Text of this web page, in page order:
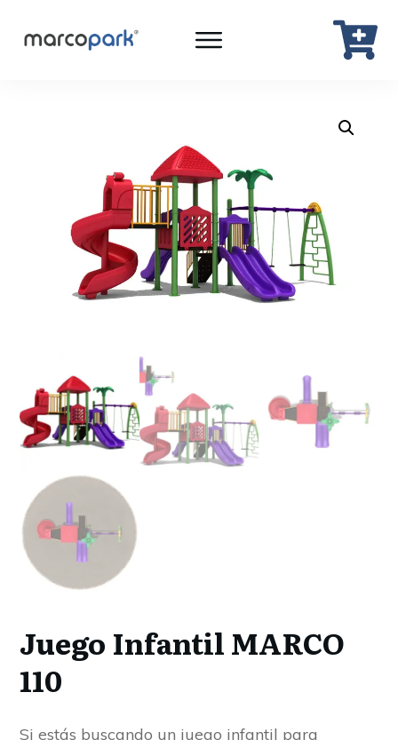
Juego Infantil MARCO
110
Si estás buscando un juego infantil para